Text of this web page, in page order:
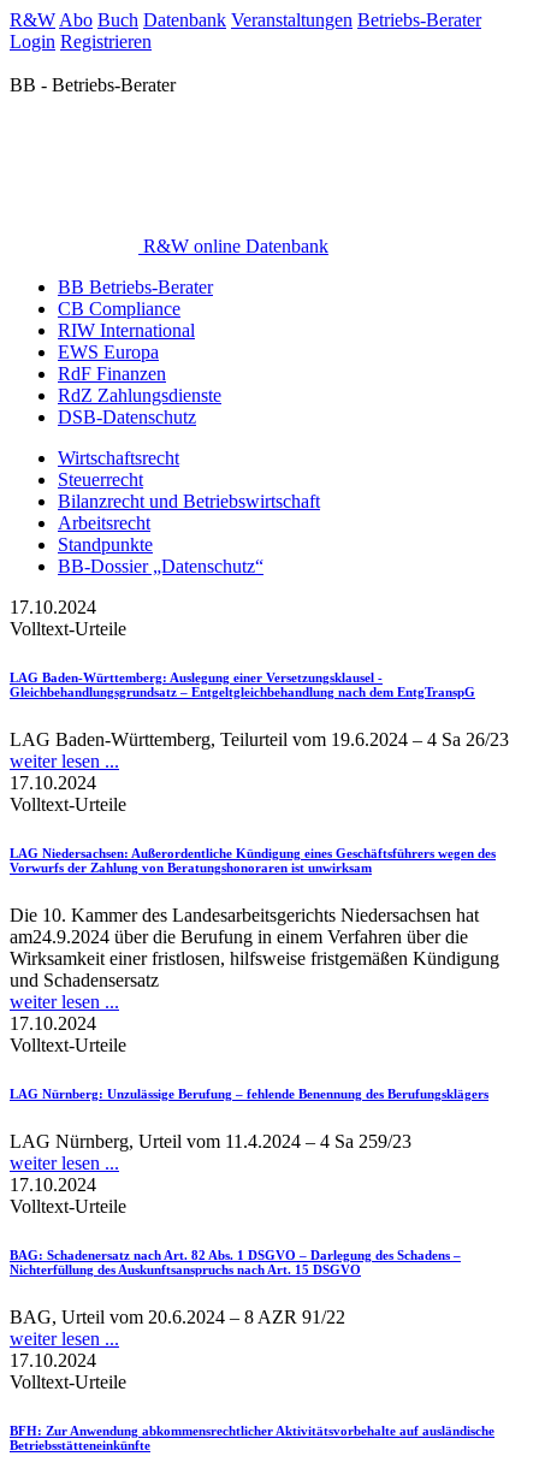
R&W Abo Buch Datenbank Veranstaltungen Betriebs-Berater
Login Registrieren
BB - Betriebs-Berater
R&W online Datenbank
BB Betriebs-Berater
CB Compliance
RIW International
EWS Europa
RdF Finanzen
RdZ Zahlungsdienste
DSB-Datenschutz
Wirtschaftsrecht
Steuerrecht
Bilanzrecht und Betriebswirtschaft
Arbeitsrecht
Standpunkte
BB-Dossier „Datenschutz“
17.10.2024
Volltext-Urteile
LAG Baden-Württemberg: Auslegung einer Versetzungsklausel -
Gleichbehandlungsgrundsatz – Entgeltgleichbehandlung nach dem EntgTranspG
LAG Baden-Württemberg, Teilurteil vom 19.6.2024 – 4 Sa 26/23
weiter lesen ...
17.10.2024
Volltext-Urteile
LAG Niedersachsen: Außerordentliche Kündigung eines Geschäftsführers wegen des
Vorwurfs der Zahlung von Beratungshonoraren ist unwirksam
Die 10. Kammer des Landesarbeitsgerichts Niedersachsen hat
am24.9.2024 über die Berufung in einem Verfahren über die
Wirksamkeit einer fristlosen, hilfsweise fristgemäßen Kündigung
und Schadensersatz
weiter lesen ...
17.10.2024
Volltext-Urteile
LAG Nürnberg: Unzulässige Berufung – fehlende Benennung des Berufungsklägers
LAG Nürnberg, Urteil vom 11.4.2024 – 4 Sa 259/23
weiter lesen ...
17.10.2024
Volltext-Urteile
BAG: Schadenersatz nach Art. 82 Abs. 1 DSGVO – Darlegung des Schadens –
Nichterfüllung des Auskunftsanspruchs nach Art. 15 DSGVO
BAG, Urteil vom 20.6.2024 – 8 AZR 91/22
weiter lesen ...
17.10.2024
Volltext-Urteile
BFH: Zur Anwendung abkommensrechtlicher Aktivitätsvorbehalte auf ausländische
Betriebsstätteneinkünfte